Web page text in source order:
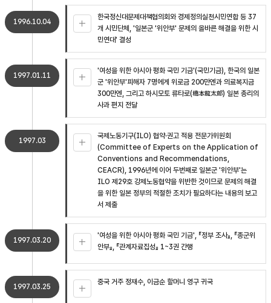
1996.10.04
한국정신대문제대책협의회와 경제정의실천시민연합 등 37
개 시민단체, '일본군 '위안부' 문제의 올바른 해결을 위한 시
민연대' 결성
1997.01.11
'여성을 위한 아시아 평화 국민 기금'(국민기금), 한국의 일본
군 '위안부'피해자 7명에게 위로금 200만엔과 의료복지금
300만엔, 그리고 하시모토 류타로(橋本龍太郞) 일본 총리의
사과 편지 전달
1997.03
국제노동기구(ILO) 협약·권고 적용 전문가위원회
(Committee of Experts on the Application of
Conventions and Recommendations,
CEACR), 1996년에 이어 두번째로 일본군 '위안부'는
ILO 제29호 강제노동협약을 위반한 것이므로 문제의 해결
을 위한 일본 정부의 적절한 조치가 필요하다는 내용의 보고
서 제출
1997.03.20
'여성을 위한 아시아 평화 국민 기금', 『정부 조사』, 『종군위
안부』, 『관계자료집성』 1~3권 간행
1997.03.25
중국 거주 정재수, 이금순 할머니 영구 귀국